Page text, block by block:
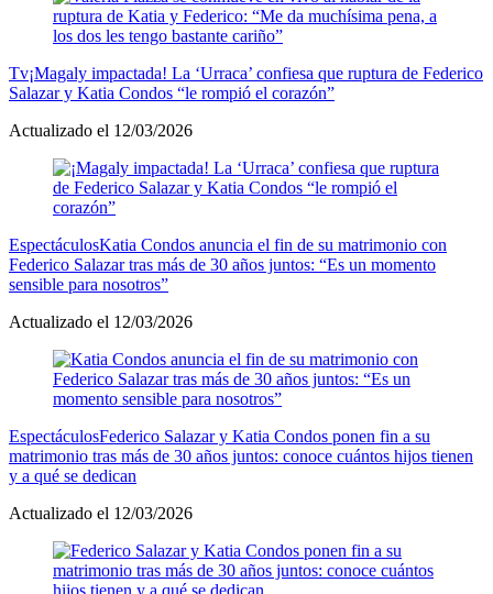
Tv¡Magaly impactada! La ‘Urraca’ confiesa que ruptura de Federico
Salazar y Katia Condos “le rompió el corazón”
Actualizado el 12/03/2026
EspectáculosKatia Condos anuncia el fin de su matrimonio con
Federico Salazar tras más de 30 años juntos: “Es un momento
sensible para nosotros”
Actualizado el 12/03/2026
EspectáculosFederico Salazar y Katia Condos ponen fin a su
matrimonio tras más de 30 años juntos: conoce cuántos hijos tienen
y a qué se dedican
Actualizado el 12/03/2026